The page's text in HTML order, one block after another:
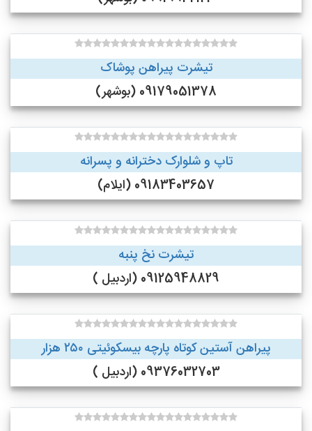
تیشرت پیراهن پوشاک
09179051378 (بوشهر)
تاپ و شلوارک دخترانه و پسرانه
09183403657 (ایلام)
تیشرت نخ پنبه
09125948829 (اردبیل )
پیراهن آستین کوتاه پارچه بیسکوئیتی ۲۵۰ هزار
09376032703 (اردبیل )